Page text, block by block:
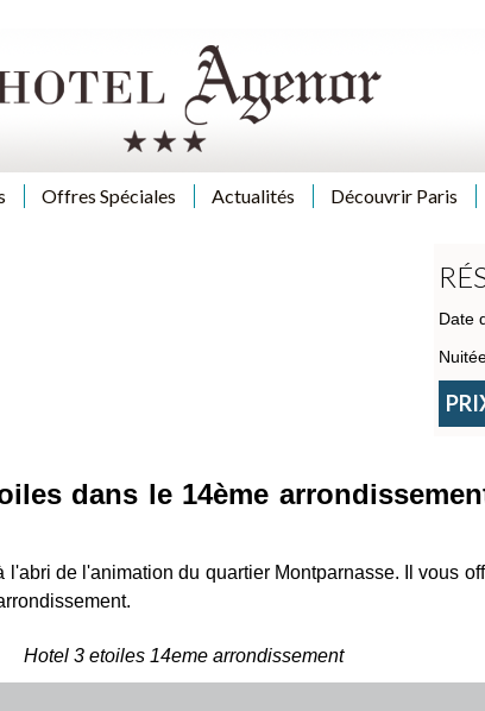
Offres Spéciales Actualités Découvrir Paris
Date
dans le 14ème
de l'animation du quartier Montparnasse. Il vous
Hotel 3 etoiles 14eme arrondissement